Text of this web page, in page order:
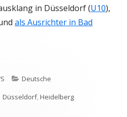
in Düsseldorf (U10),
als Ausrichter in Bad
Kategorien
Deutsche
Schlagwörter
Düsseldorf,Heidelberg